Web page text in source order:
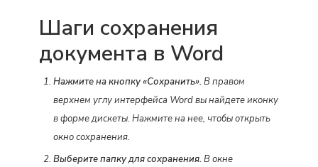
Шаги сохранения
документа в Word
Нажмите на кнопку «Сохранить». В правом
верхнем углу интерфейса Word вы найдете иконку
в форме дискеты. Нажмите на нее, чтобы открыть
окно сохранения.
Выберите папку для сохранения. В окне